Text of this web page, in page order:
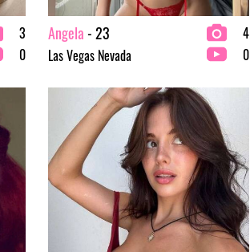
3
0
Angela- 23
Las Vegas Nevada
4
0